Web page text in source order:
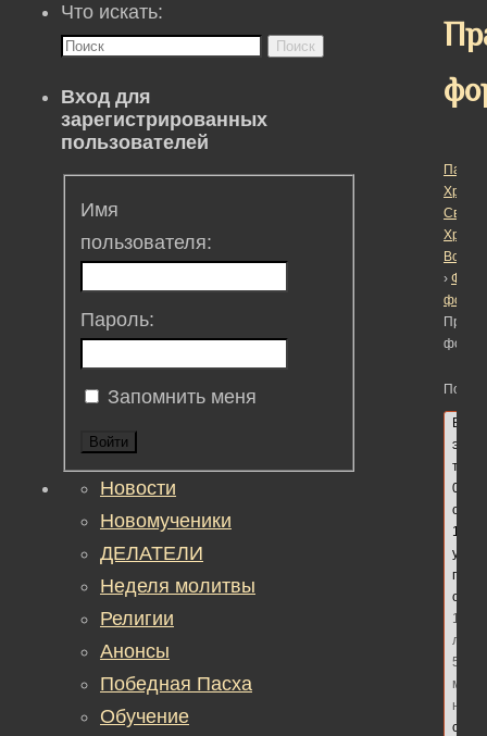
Пасха
›
В
этой
теме
0
1
10
лет,
5
Что искать:
Поиск
Вход для
зарегистрированных
пользователей
Имя
пользователя:
Пароль:
Запомнить меня
Войти
Новости
Новомученики
ДЕЛАТЕЛИ
Неделя молитвы
Религии
Анонсы
Победная Пасха
Обучение